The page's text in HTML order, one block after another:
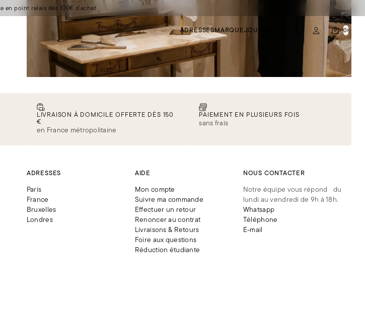
en point relais dès 100€ d'achat
ADRESSESMARQUEJOURNAL 0
LIVRAISON À DOMICILE OFFERTE DÈS 150
€
en France métropolitaine
PAIEMENT EN PLUSIEURS FOIS
sans frais
ADRESSES
Paris
France
Bruxelles
Londres
AIDE
Mon compte
Suivre ma commande
Effectuer un retour
Renoncer au contrat
Livraisons & Retours
Foire aux questions
Réduction étudiante
NOUS CONTACTER
Notre équipe vous répond du
lundi au vendredi de 9h à 18h.
Whatsapp
Téléphone
E-mail